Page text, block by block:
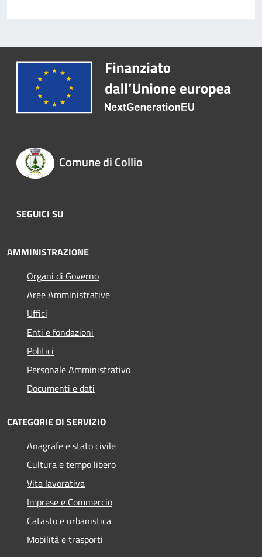
Comune di Collio
SEGUICI SU
AMMINISTRAZIONE
Organi di Governo
Aree Amministrative
Uffici
Enti e fondazioni
Politici
Personale Amministrativo
Documenti e dati
CATEGORIE DI SERVIZIO
Anagrafe e stato civile
Cultura e tempo libero
Vita lavorativa
Imprese e Commercio
Catasto e urbanistica
Mobilità e trasporti